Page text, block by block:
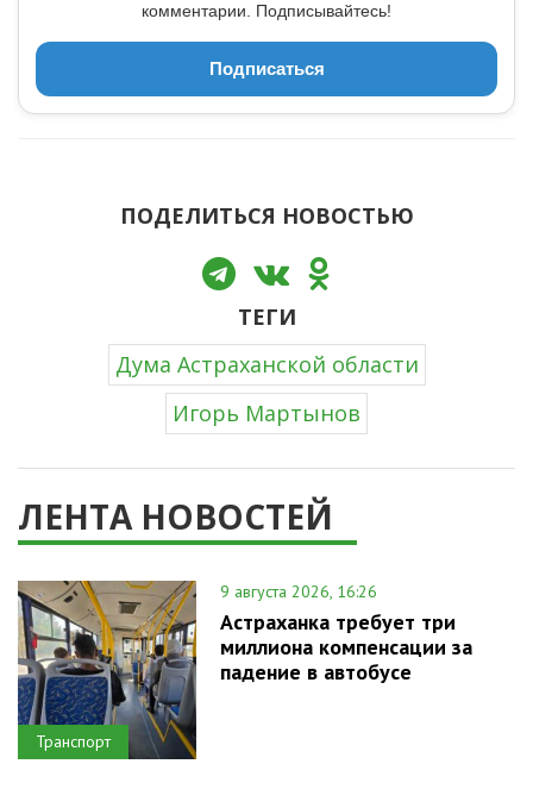
комментарии. Подписывайтесь!
Подписаться
ПОДЕЛИТЬСЯ НОВОСТЬЮ
ТЕГИ
Дума Астраханской области
Игорь Мартынов
ЛЕНТА НОВОСТЕЙ
Транспорт
9 августа 2026, 16:26
Астраханка требует три
миллиона компенсации за
падение в автобусе